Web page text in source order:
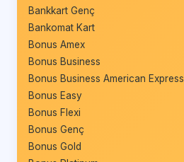
Bankkart Genç
Bankomat Kart
Bonus Amex
Bonus Business
Bonus Business American Express
Bonus Easy
Bonus Flexi
Bonus Genç
Bonus Gold